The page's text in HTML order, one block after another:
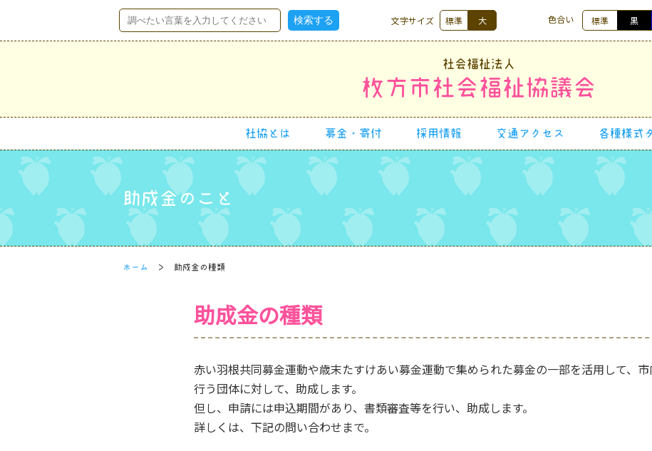
文字サイズ 標準 大 色合い 標準 黒
社会福祉法人
枚方市社会福祉協議会
社協とは 募金・寄付 採用情報 交通アクセス 各種様式
助成金のこと
ホーム 助成金の種類
助成金の種類
赤い羽根共同募金運動や歳末たすけあい募金運動で集められた募金の一部を活用して、
行う団体に対して、助成します。
但し、申請には申込期間があり、書類審査等を行い、助成します。
詳しくは、下記の問い合わせまで。